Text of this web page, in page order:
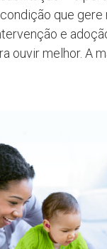
que gere
e
ouvir melhor. A